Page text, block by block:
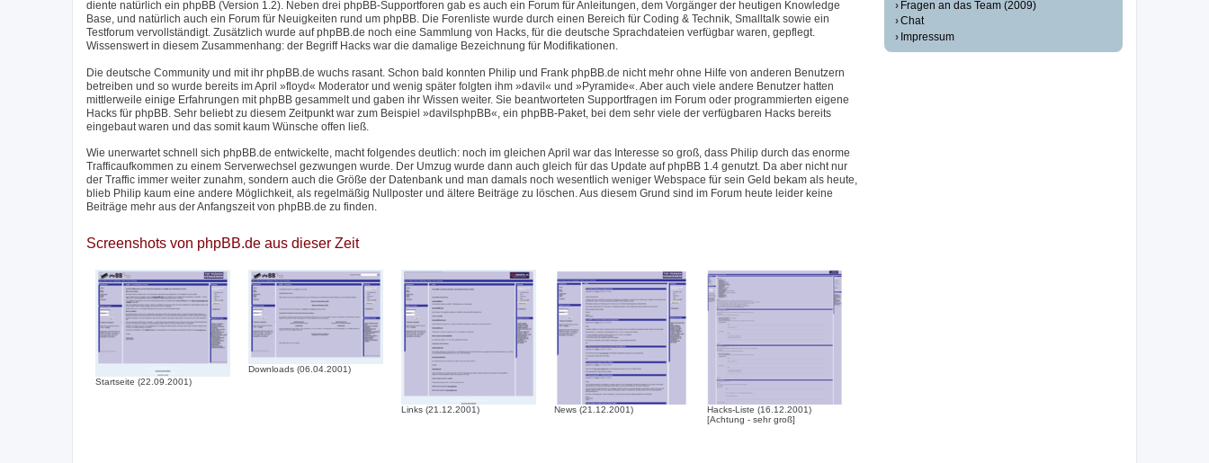
diente natürlich ein phpBB (Version 1.2). Neben drei phpBB-Supportforen gab es auch ein Forum für Anleitungen, dem Vorgänger der heutigen Knowledge
Base, und natürlich auch ein Forum für Neuigkeiten rund um phpBB. Die Forenliste wurde durch einen Bereich für Coding & Technik, Smalltalk sowie ein
Testforum vervollständigt. Zusätzlich wurde auf phpBB.de noch eine Sammlung von Hacks, für die deutsche Sprachdateien verfügbar waren, gepflegt.
Wissenswert in diesem Zusammenhang: der Begriff Hacks war die damalige Bezeichnung für Modifikationen.
Die deutsche Community und mit ihr phpBB.de wuchs rasant. Schon bald konnten Philip und Frank phpBB.de nicht mehr ohne Hilfe von anderen Benutzern
betreiben und so wurde bereits im April »floyd« Moderator und wenig später folgten ihm »davil« und »Pyramide«. Aber auch viele andere Benutzer hatten
mittlerweile einige Erfahrungen mit phpBB gesammelt und gaben ihr Wissen weiter. Sie beantworteten Supportfragen im Forum oder programmierten eigene
Hacks für phpBB. Sehr beliebt zu diesem Zeitpunkt war zum Beispiel »davilsphpBB«, ein phpBB-Paket, bei dem sehr viele der verfügbaren Hacks bereits
eingebaut waren und das somit kaum Wünsche offen ließ.
Wie unerwartet schnell sich phpBB.de entwickelte, macht folgendes deutlich: noch im gleichen April war das Interesse so groß, dass Philip durch das enorme
Trafficaufkommen zu einem Serverwechsel gezwungen wurde. Der Umzug wurde dann auch gleich für das Update auf phpBB 1.4 genutzt. Da aber nicht nur
der Traffic immer weiter zunahm, sondern auch die Größe der Datenbank und man damals noch wesentlich weniger Webspace für sein Geld bekam als heute,
blieb Philip kaum eine andere Möglichkeit, als regelmäßig Nullposter und ältere Beiträge zu löschen. Aus diesem Grund sind im Forum heute leider keine
Beiträge mehr aus der Anfangszeit von phpBB.de zu finden.
Screenshots von phpBB.de aus dieser Zeit
Startseite (22.09.2001)
Downloads (06.04.2001)
Links (21.12.2001) News (21.12.2001)
Hacks-Liste (16.12.2001)
[Achtung - sehr groß]
Fragen an das Team (2009)
Chat
Impressum